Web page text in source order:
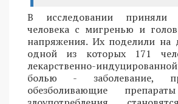
В исследовании приняли
человека с мигренью и
напряжения. Их поделили на
одной из которых 171
лекарственно-
болью - заболевание,
обезболивающие